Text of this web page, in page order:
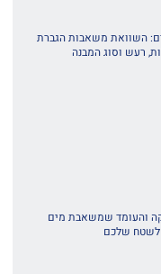
משאבות הגברת
וסוג המבנה
שמשאבת מים
שלכם